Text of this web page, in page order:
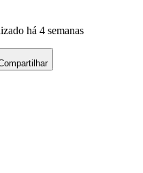
há 4 semanas